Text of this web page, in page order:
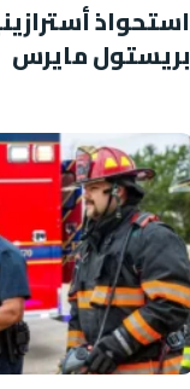
استحواذ
بريستول مايرس